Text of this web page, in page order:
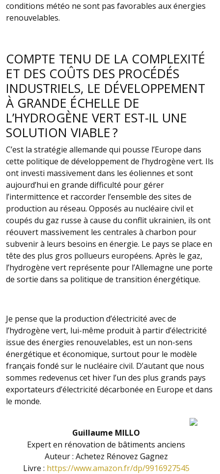
conditions météo ne sont pas favorables aux énergies
renouvelables.
COMPTE TENU DE LA COMPLEXITÉ
ET DES COÛTS DES PROCÉDÉS
INDUSTRIELS, LE DÉVELOPPEMENT
À GRANDE ÉCHELLE DE
L’HYDROGÈNE VERT EST-IL UNE
SOLUTION VIABLE ?
C’est la stratégie allemande qui pousse l’Europe dans
cette politique de développement de l’hydrogène vert. Ils
ont investi massivement dans les éoliennes et sont
aujourd’hui en grande difficulté pour gérer
l’intermittence et raccorder l’ensemble des sites de
production au réseau. Opposés au nucléaire civil et
coupés du gaz russe à cause du conflit ukrainien, ils ont
réouvert massivement les centrales à charbon pour
subvenir à leurs besoins en énergie. Le pays se place en
tête des plus gros pollueurs européens. Après le gaz,
l’hydrogène vert représente pour l’Allemagne une porte
de sortie dans sa politique de transition énergétique.
Je pense que la production d’électricité avec de
l’hydrogène vert, lui-même produit à partir d’électricité
issue des énergies renouvelables, est un non-sens
énergétique et économique, surtout pour le modèle
français fondé sur le nucléaire civil. D’autant que nous
sommes redevenus cet hiver l’un des plus grands pays
exportateurs d’électricité décarbonée en Europe et dans
le monde.
Guillaume MILLO
Expert en rénovation de bâtiments anciens
Auteur : Achetez Rénovez Gagnez
Livre : https://www.amazon.fr/dp/9916927545